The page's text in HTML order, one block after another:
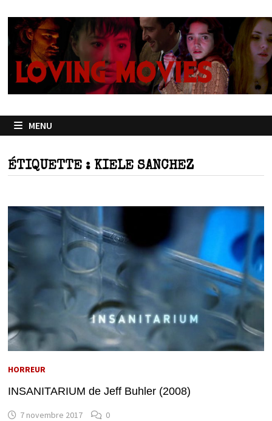
contenu
MENU
ÉTIQUETTE : KIELE SANCHEZ
HORREUR
INSANITARIUM de Jeff Buhler (2008)
7 novembre 2017 0